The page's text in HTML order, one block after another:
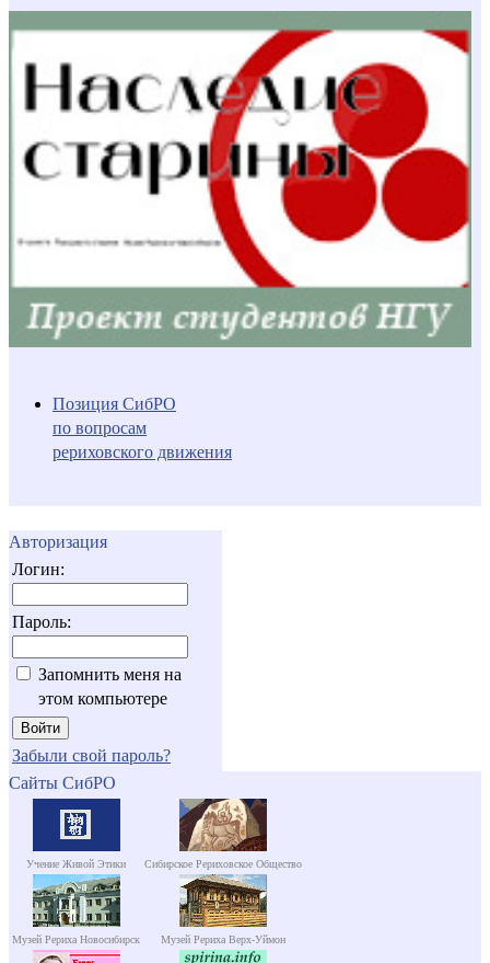
Позиция СибРО
по вопросам
рериховского движения
Авторизация
Логин:
Пароль:
Запомнить меня на
этом компьютере
Забыли свой пароль?
Сайты СибРО
Учение Живой Этики Сибирское Рериховское Общество
Музей Рериха Новосибирск Музей Рериха Верх-Уймон